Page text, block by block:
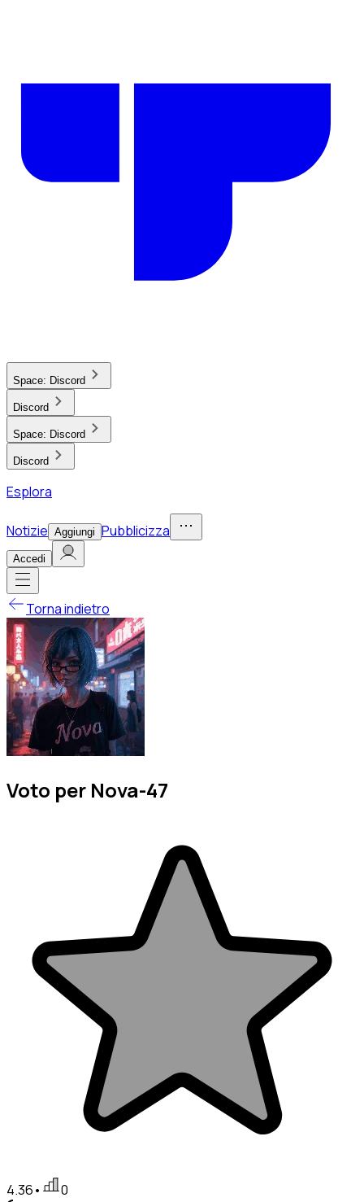
Space: Discord
Discord
Space: Discord
Discord
Esplora
Notizie Aggiungi Pubblicizza
Accedi
Torna indietro
Voto per Nova-47
4.36• 0